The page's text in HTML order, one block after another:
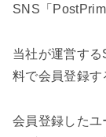
SNS「
当社が運営す
料で会員登録す
会員登録したユ